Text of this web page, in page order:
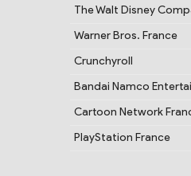
The Walt Disney
Warner Bros. France
Crunchyroll
Bandai Namco
Cartoon Network
PlayStation France